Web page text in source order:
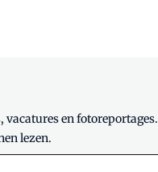
en fotoreportages.
lezen.